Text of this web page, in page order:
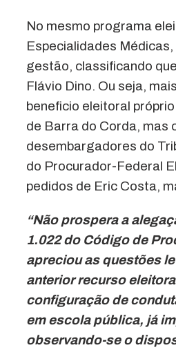
No mesmo programa
Especialidades
gestão, classificando
Flávio Dino. Ou seja,
beneficio eleitoral
de Barra do Corda, mas
desembargadores do
do Procurador-Federal
pedidos de Eric Costa,
“Não prospera a
1.022 do Código de
apreciou as questões
anterior recurso
configuração de
em escola pública, já
observando-se o